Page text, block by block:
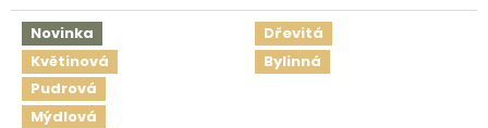
Novinka
Květinová
Pudrová
Mýdlová
Dřevitá
Bylinná